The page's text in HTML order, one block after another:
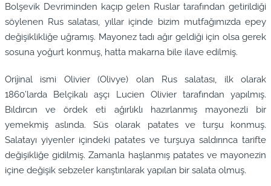
Bolşevik Devriminden kaçıp gelen Ruslar tarafından getirildiği
söylenen Rus salatası, yıllar içinde bizim mutfağımızda epey
değişiklikliğe uğramış. Mayonez tadı ağır geldiği için olsa gerek
sosuna yoğurt konmuş, hatta makarna bile ilave edilmiş.
Orijinal ismi Olivier (Olivye) olan Rus salatası, ilk olarak
1860’larda Belçikalı aşçı Lucien Olivier tarafından yapılmış.
Bıldırcın ve ördek eti ağırlıklı hazırlanmış mayonezli bir
yemekmiş aslında. Süs olarak patates ve turşu konmuş.
Salatayı yiyenler içindeki patates ve turşuya saldırınca tarifte
değişikliğe gidilmiş. Zamanla haşlanmış patates ve mayonezin
içine değişik sebzeler karıştırılarak yapılan bir salata olmuş.